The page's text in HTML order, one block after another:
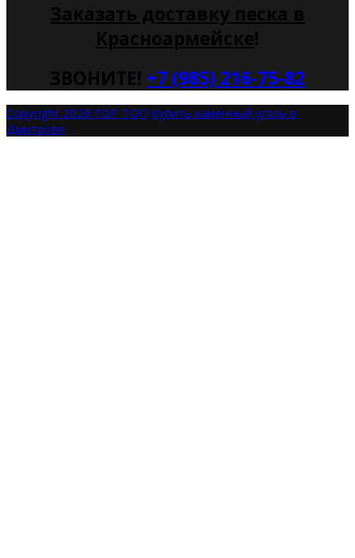
Заказать доставку песка в
Красноармейске!
ЗВОНИТЕ! +7 (985) 216-75-82
Copyright 2026 ГОР ТОП Купить каменный уголь в
Дмитрове